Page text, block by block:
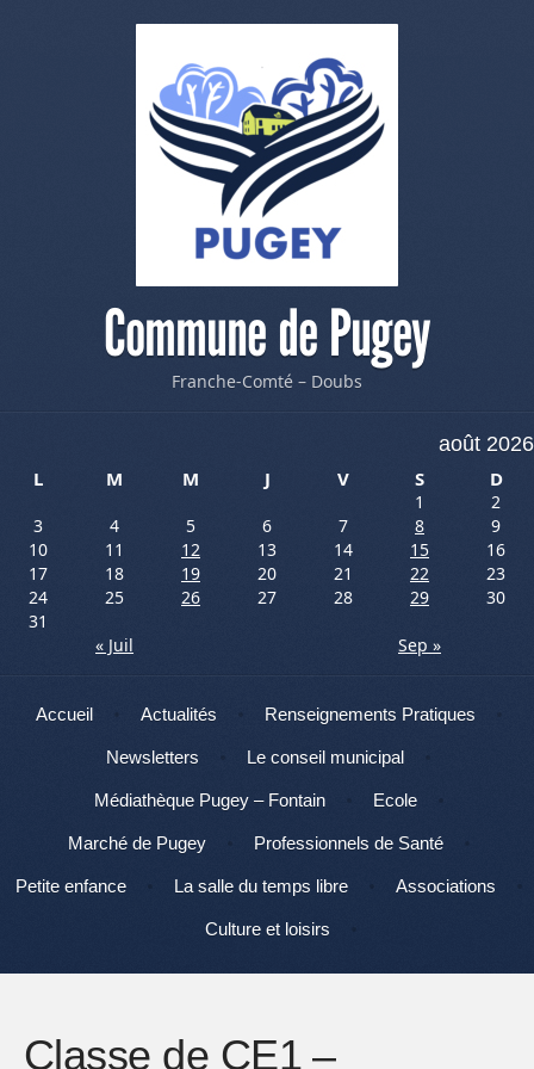
Commune de Pugey
Franche-Comté – Doubs
août 2026
L
M M J V S D
1
2
3
4 5 6 7 8
9
10
11 12 13 14 15
16
17
18 19 20 21 22
23
24
25 26 27 28 29
30
31
« Juil
Sep »
Menu
Aller au contenu
Accueil Actualités Renseignements Pratiques
Newsletters Le conseil municipal
Médiathèque Pugey – Fontain Ecole
Marché de Pugey Professionnels de Santé
Petite enfance La salle du temps libre Associations
Culture et loisirs
Classe de CE1 –